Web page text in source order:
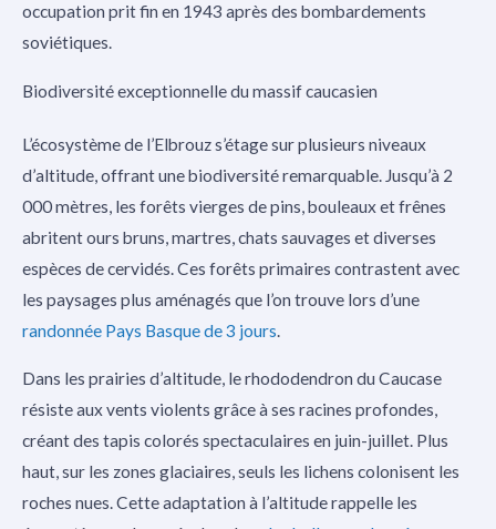
occupation prit fin en 1943 après des bombardements
soviétiques.
Biodiversité exceptionnelle du massif caucasien
L’écosystème de l’Elbrouz s’étage sur plusieurs niveaux
d’altitude, offrant une biodiversité remarquable. Jusqu’à 2
000 mètres, les forêts vierges de pins, bouleaux et frênes
abritent ours bruns, martres, chats sauvages et diverses
espèces de cervidés. Ces forêts primaires contrastent avec
les paysages plus aménagés que l’on trouve lors d’une
randonnée Pays Basque de 3 jours
Dans les prairies d’altitude, le rhododendron du Caucase
résiste aux vents violents grâce à ses racines profondes,
créant des tapis colorés spectaculaires en juin-juillet. Plus
haut, sur les zones glaciaires, seuls les lichens colonisent les
roches nues. Cette adaptation à l’altitude rappelle les